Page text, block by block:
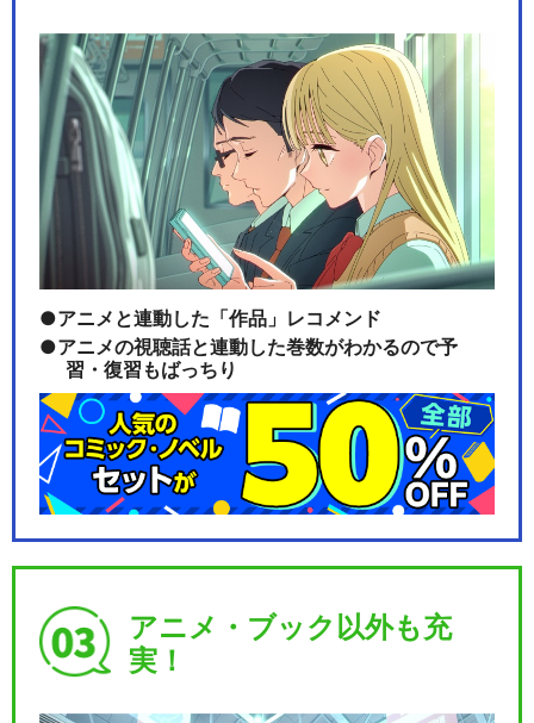
アニメと連動した「作品」レコメンド
アニメの視聴話と連動した巻数がわかるので予
習・復習もばっちり
アニメ・ブック以外も充
実！